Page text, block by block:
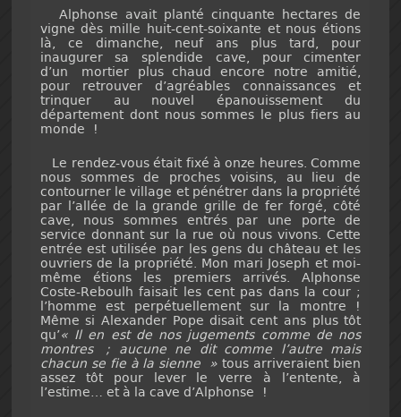
Alphonse avait planté cinquante hectares de
vigne dès mille huit-cent-soixante et nous étions
là, ce dimanche, neuf ans plus tard, pour
inaugurer sa splendide cave, pour cimenter
d’un mortier plus chaud encore notre amitié,
pour retrouver d’agréables connaissances et
trinquer au nouvel épanouissement du
département dont nous sommes le plus fiers au
monde !
Le rendez-vous était fixé à onze heures. Comme
nous sommes de proches voisins, au lieu de
contourner le village et pénétrer dans la propriété
par l’allée de la grande grille de fer forgé, côté
cave, nous sommes entrés par une porte de
service donnant sur la rue où nous vivons. Cette
entrée est utilisée par les gens du château et les
ouvriers de la propriété. Mon mari Joseph et moi-
même étions les premiers arrivés. Alphonse
Coste-Reboulh faisait les cent pas dans la cour ;
l’homme est perpétuellement sur la montre !
Même si Alexander Pope disait cent ans plus tôt
qu’« Il en est de nos jugements comme de nos
montres ; aucune ne dit comme l’autre mais
chacun se fie à la sienne » tous arriveraient bien
assez tôt pour lever le verre à l’entente, à
l’estime… et à la cave d’Alphonse !